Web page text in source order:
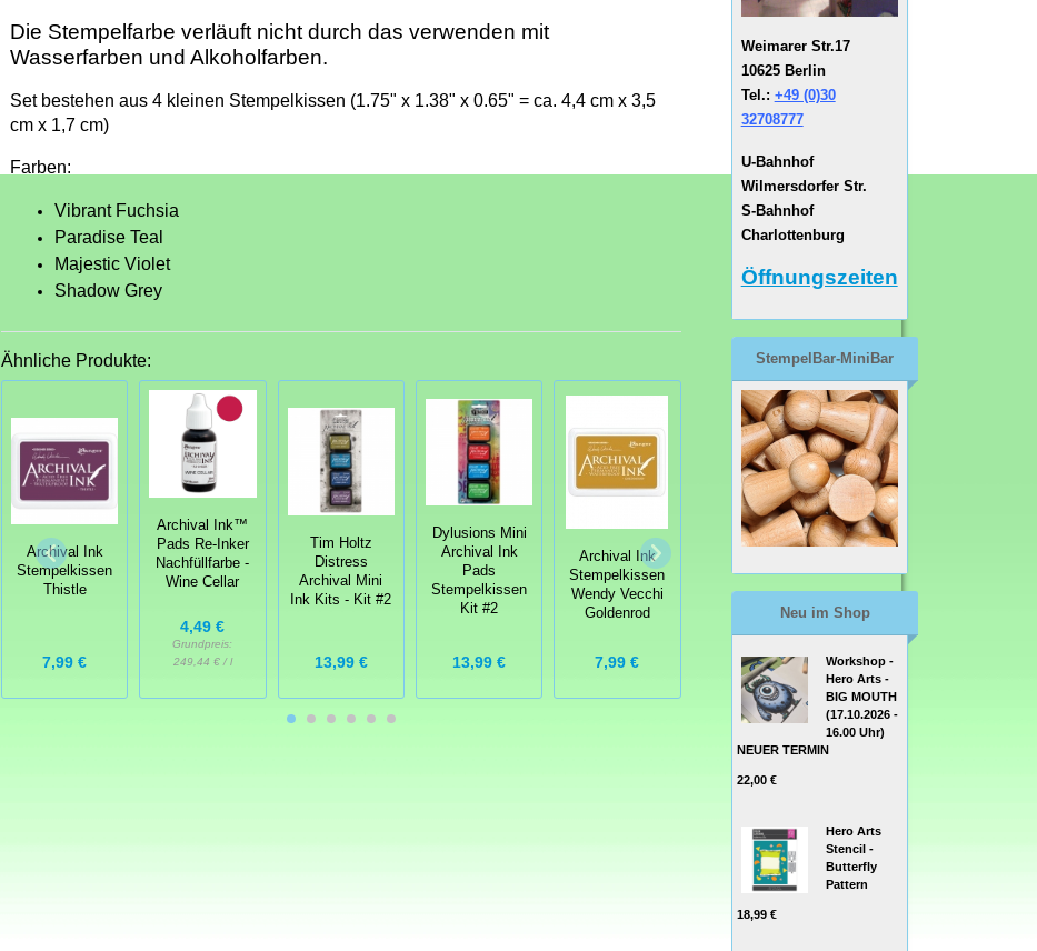
Die Stempelfarbe verläuft nicht durch das verwenden mit
Wasserfarben und Alkoholfarben.
Set bestehen aus 4 kleinen Stempelkissen (1.75" x 1.38" x 0.65" = ca. 4,4 cm x 3,5
cm x 1,7 cm)
Farben:
Vibrant Fuchsia
Paradise Teal
Majestic Violet
Shadow Grey
Ähnliche Produkte:
Archival Ink
Stempelkissen
Thistle
7,99 €
Archival Ink™
Pads Re-Inker
Nachfüllfarbe -
Wine Cellar
4,49 €
Grundpreis:
249,44 € / l
Tim Holtz
Distress
Archival Mini
Ink Kits - Kit #2
13,99 €
Dylusions Mini
Archival Ink
Pads
Stempelkissen
Kit #2
13,99 €
Archival Ink
Stempelkissen
Wendy Vecchi
Goldenrod
7,99 €
Stempelkissen
Light House
7,99 €
Wendy Vecchi
Pads
Stempelkissen
13,99 €
Weimarer Str.17
10625 Berlin
Tel.: +49 (0)30
32708777
U-Bahnhof
Wilmersdorfer Str.
S-Bahnhof
Charlottenburg
Öffnungszeiten
StempelBar-MiniBar
Neu im Shop
Workshop -
Hero Arts -
BIG MOUTH
(17.10.2026 -
16.00 Uhr)
NEUER TERMIN
22,00 €
Hero Arts
Stencil -
Butterfly
Pattern
18,99 €